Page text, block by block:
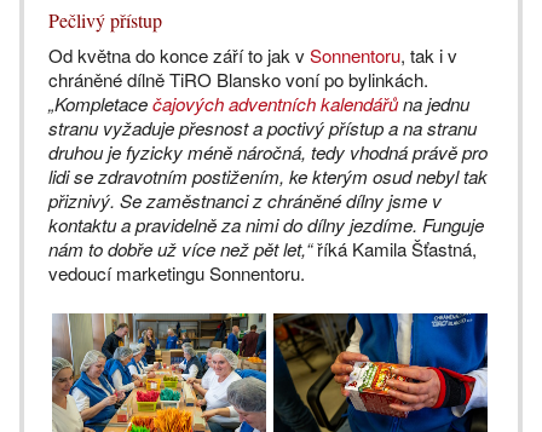
Pečlivý přístup
Od května do konce září to jak vSonnentoru, tak i v
chráněné dílně TiRO Blansko voní po bylinkách.
„Kompletacečajových adventních kalendářůna jednu
stranu vyžaduje přesnost a poctivý přístup a na stranu
druhou je fyzicky méně náročná, tedy vhodná právě pro
lidi se zdravotním postižením, ke kterým osud nebyl tak
přiznivý. Se zaměstnanci z chráněné dílny jsme v
kontaktu a pravidelně za nimi do dílny jezdíme. Funguje
nám to dobře už více než pět let,“říká Kamila Šťastná,
vedoucí marketingu Sonnentoru.